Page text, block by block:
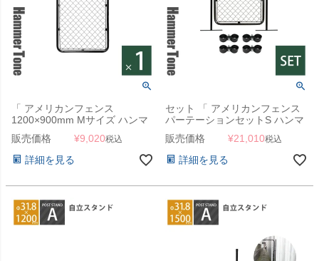
「 アメリカンフェンス
1200×900mm Mサイズ ハンマ
ートーンブラック 」
販売価格 ¥9,020税込
詳細を見る
セット 「 アメリカンフェンス
パーテーションセットS ハンマ
ートーンブラック （
900×900mmフェンス＋
Φ31.8mmスタンド2本＋ジョイ
ントA4個 ） 」
販売価格 ¥21,010税込
詳細を見る